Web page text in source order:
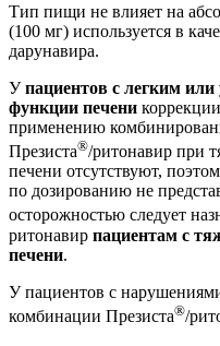
Тип пищи не влияет на
(100 мг) используется в
дарунавира.
Упациентов с легким
функции печени
применению
Презиста®/ритонавир при
печени отсутствуют,
по дозированию не
осторожностью следует
ритонавир пациентам с
печени.
У пациентов с
комбинации Презиста®/